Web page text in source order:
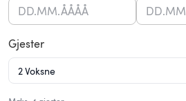
DD.MM.ÅÅÅÅ
DD.MM
Gjester